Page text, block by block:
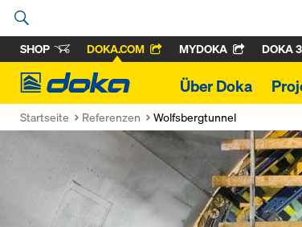
SHOP DOKA.COM MYDOKA DOKA
Doka
Über Doka
Startseite Referenzen Wolfsbergtunnel